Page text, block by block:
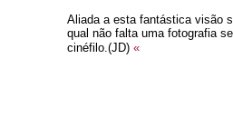
Aliada a esta fantástica visão
qual não falta uma fotografia
cinéfilo.(JD) «